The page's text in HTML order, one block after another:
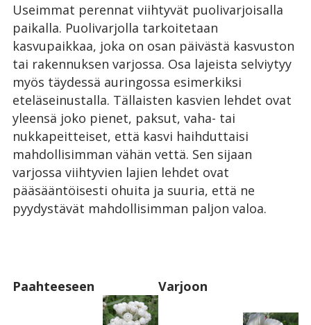
Useimmat perennat viihtyvät puolivarjoisalla
paikalla. Puolivarjolla tarkoitetaan
kasvupaikkaa, joka on osan päivästä kasvuston
tai rakennuksen varjossa. Osa lajeista selviytyy
myös täydessä auringossa esimerkiksi
eteläseinustalla. Tällaisten kasvien lehdet ovat
yleensä joko pienet, paksut, vaha- tai
nukkapeitteiset, että kasvi haihduttaisi
mahdollisimman vähän vettä. Sen sijaan
varjossa viihtyvien lajien lehdet ovat
pääsääntöisesti ohuita ja suuria, että ne
pyydystävät mahdollisimman paljon valoa.
Paahteeseen Varjoon